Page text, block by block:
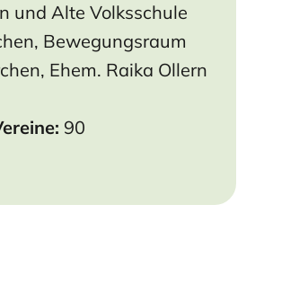
und Alte Volksschule
Bewegungsraum
Ehem. Raika Ollern
90